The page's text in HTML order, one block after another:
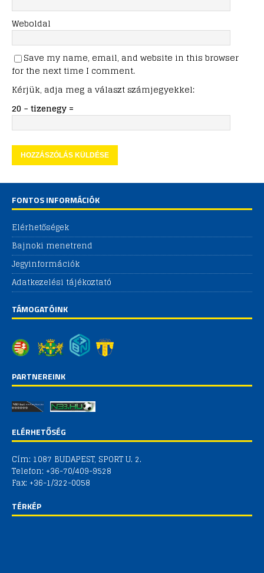
Weboldal
Save my name, email, and website in this browser
for the next time I comment.
Kérjük, adja meg a választ számjegyekkel:
20 − tizenegy =
FONTOS INFORMÁCIÓK
Elérhetőségek
Bajnoki menetrend
Jegyinformációk
Adatkezelési tájékoztató
TÁMOGATÓINK
PARTNEREINK
ELÉRHETŐSÉG
Cím: 1087 BUDAPEST, SPORT U. 2.
Telefon: +36-70/409-9528
Fax: +36-1/322-0058
TÉRKÉP